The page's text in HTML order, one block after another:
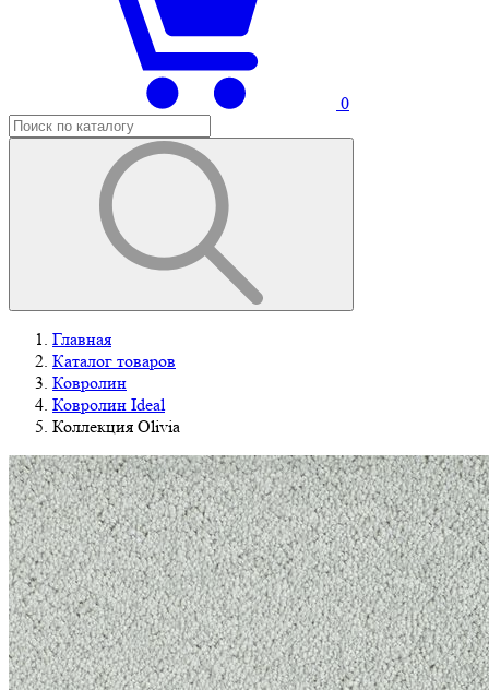
0
Главная
Каталог товаров
Ковролин
Ковролин Ideal
Коллекция Olivia